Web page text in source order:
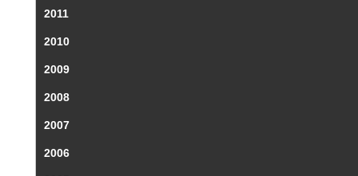
2011
2010
2009
2008
2007
2006